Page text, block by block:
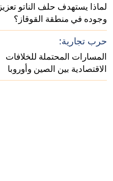
لماذا يستهدف حلف الناتو تعزيز
وجوده في منطقة القوقاز؟
حرب تجارية:
المسارات المحتملة للخلافات
الاقتصادية بين الصين وأوروبا